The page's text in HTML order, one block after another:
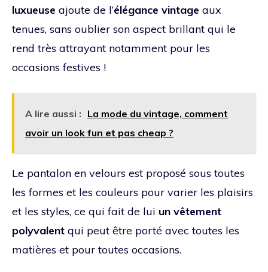
luxueuse ajoute de l’élégance vintage aux
tenues, sans oublier son aspect brillant qui le
rend très attrayant notamment pour les
occasions festives !
A lire aussi : La mode du vintage, comment
avoir un look fun et pas cheap ?
Le pantalon en velours est proposé sous toutes
les formes et les couleurs pour varier les plaisirs
et les styles, ce qui fait de lui un vêtement
polyvalent qui peut être porté avec toutes les
matières et pour toutes occasions.